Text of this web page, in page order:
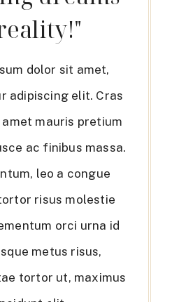
dolor sit amet,
adipiscing elit. Cras
mauris pretium
ac finibus massa.
leo a congue
risus molestie
orci urna id
metus risus,
tortor ut, maximus